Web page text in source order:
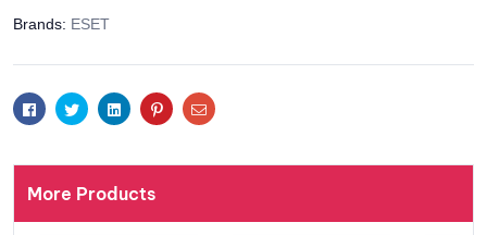
Brands: ESET
FacebookTwitterLinkedinPinterestEmail
More Products